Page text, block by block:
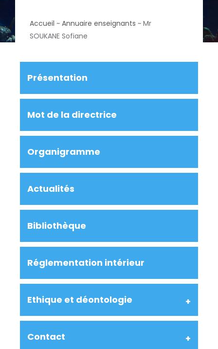
Accueil ~Annuaire enseignants ~Mr
SOUKANE Sofiane
Présentation
Mot de la directrice
Organigramme
Actualités
Bibliothèque
Réglementation intérieur
Ethique et déontologie
Contact